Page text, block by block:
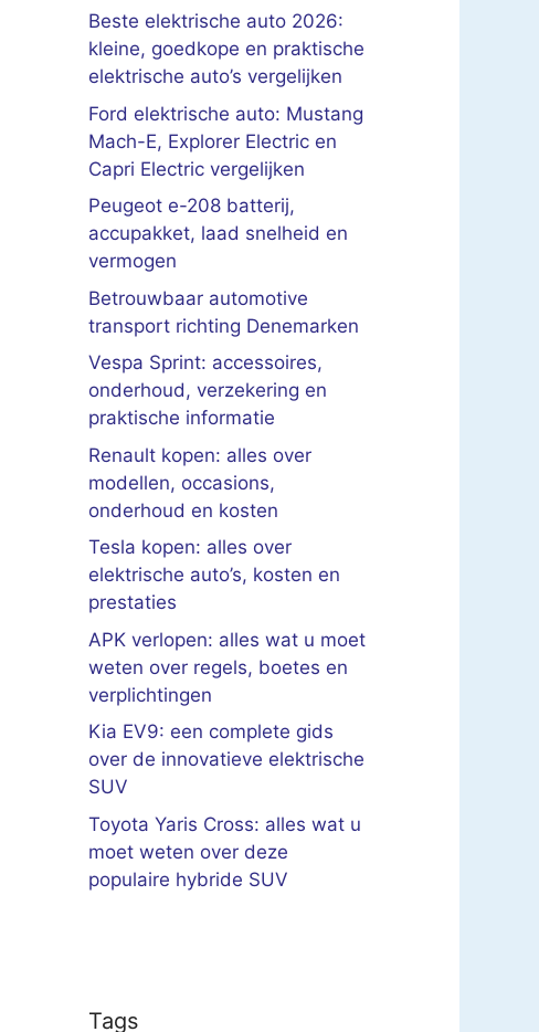
Beste elektrische auto 2026:
kleine, goedkope en praktische
elektrische auto’s vergelijken
Ford elektrische auto: Mustang
Mach-E, Explorer Electric en
Capri Electric vergelijken
Peugeot e-208 batterij,
accupakket, laad snelheid en
vermogen
Betrouwbaar automotive
transport richting Denemarken
Vespa Sprint: accessoires,
onderhoud, verzekering en
praktische informatie
Renault kopen: alles over
modellen, occasions,
onderhoud en kosten
Tesla kopen: alles over
elektrische auto’s, kosten en
prestaties
APK verlopen: alles wat u moet
weten over regels, boetes en
verplichtingen
Kia EV9: een complete gids
over de innovatieve elektrische
SUV
Toyota Yaris Cross: alles wat u
moet weten over deze
populaire hybride SUV
Tags